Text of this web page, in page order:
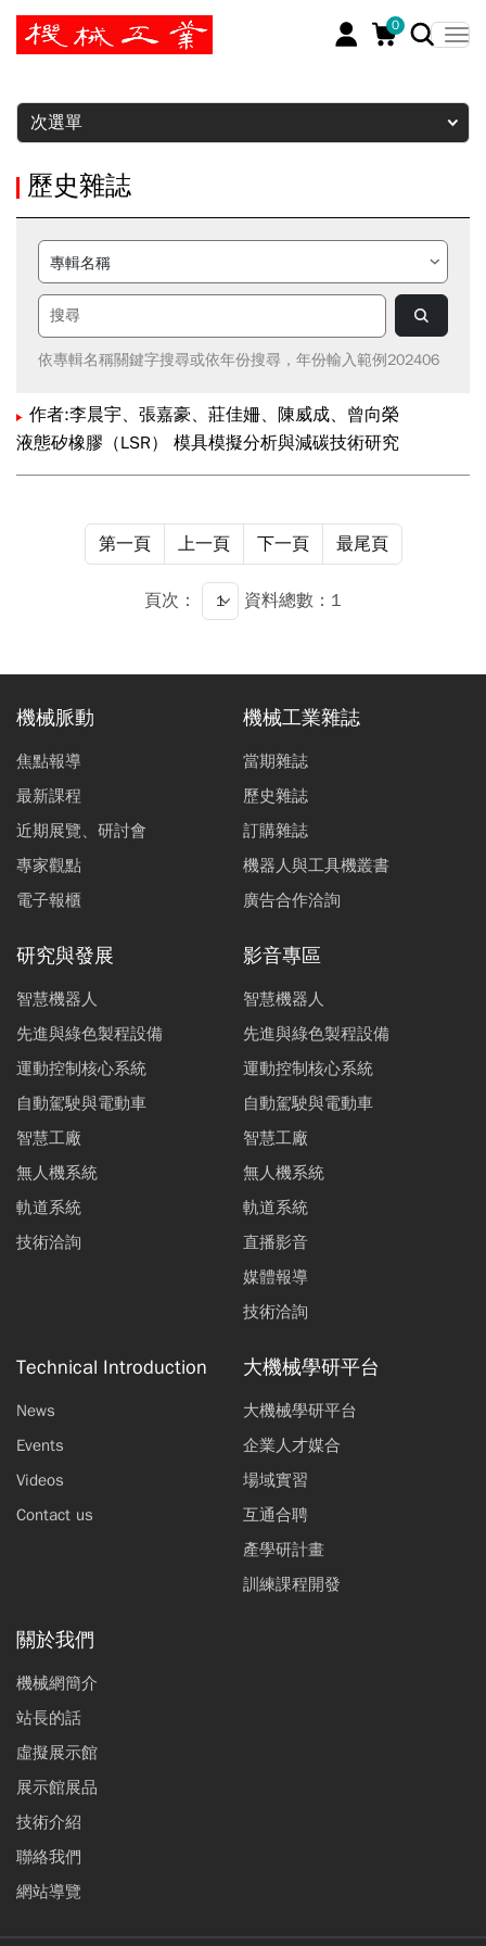
0
暫停
次選單
歷史雜誌
依專輯名稱關鍵字搜尋或依年份搜尋，年份輸入範例202406
作者:李晨宇、張嘉豪、莊佳姍、陳威成、曾向榮
液態矽橡膠（LSR） 模具模擬分析與減碳技術研究
第一頁 上一頁 下一頁 最尾頁
頁次： 資料總數：1
機械脈動
焦點報導
最新課程
近期展覽、研討會
專家觀點
電子報櫃
機械工業雜誌
當期雜誌
歷史雜誌
訂購雜誌
機器人與工具機叢書
廣告合作洽詢
研究與發展
智慧機器人
先進與綠色製程設備
運動控制核心系統
自動駕駛與電動車
智慧工廠
無人機系統
軌道系統
技術洽詢
影音專區
智慧機器人
先進與綠色製程設備
運動控制核心系統
自動駕駛與電動車
智慧工廠
無人機系統
軌道系統
直播影音
媒體報導
技術洽詢
Technical Introduction
News
Events
Videos
Contact us
大機械學研平台
大機械學研平台
企業人才媒合
場域實習
互通合聘
產學研計畫
訓練課程開發
關於我們
機械網簡介
站長的話
虛擬展示館
展示館展品
技術介紹
聯絡我們
網站導覽